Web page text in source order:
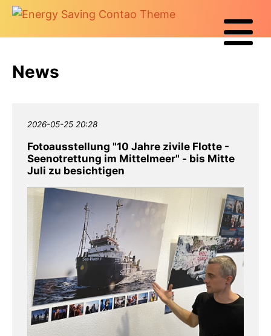
News
2026-05-25 20:28
Fotoausstellung "10 Jahre zivile Flotte -
Seenotrettung im Mittelmeer" - bis Mitte
Juli zu besichtigen